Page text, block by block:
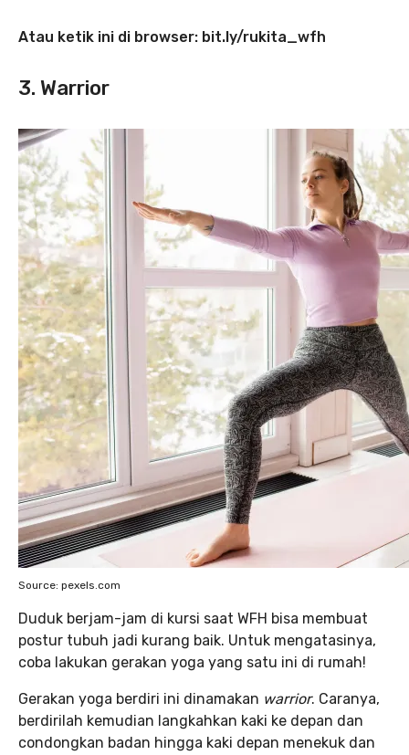
Atau ketik ini di browser: bit.ly/rukita_wfh
3. Warrior
Source: pexels.com
Duduk berjam-jam di kursi saat WFH bisa membuat
postur tubuh jadi kurang baik. Untuk mengatasinya,
coba lakukan gerakan yoga yang satu ini di rumah!
Gerakan yoga berdiri ini dinamakan warrior. Caranya,
berdirilah kemudian langkahkan kaki ke depan dan
condongkan badan hingga kaki depan menekuk dan